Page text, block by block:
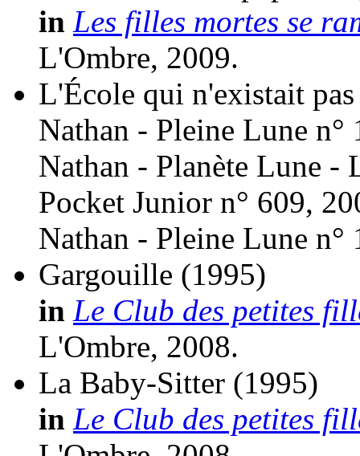
in Les filles mortes se
L'Ombre, 2009.
L'École qui n'existait pas
Nathan - Pleine Lune n°
Nathan - Planète Lune -
Pocket Junior n° 609,
Nathan - Pleine Lune n°
Gargouille (1995)
in Le Club des petites
L'Ombre, 2008.
La Baby-Sitter (1995)
in Le Club des petites